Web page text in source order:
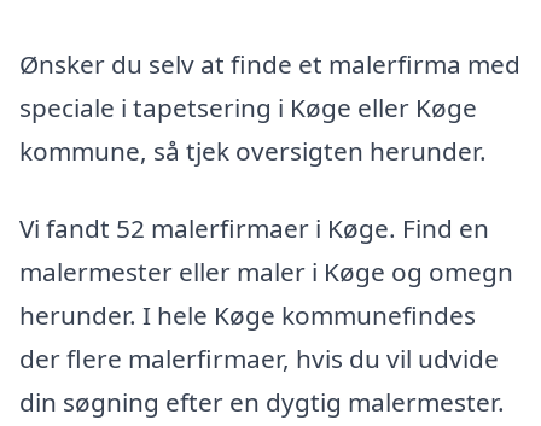
Ønsker du selv at finde et malerfirma med
speciale i tapetsering i Køge eller Køge
kommune, så tjek oversigten herunder.
Vi fandt 52 malerfirmaer i Køge. Find en
malermester eller maler i Køge og omegn
herunder. I hele Køge kommunefindes
der flere malerfirmaer, hvis du vil udvide
din søgning efter en dygtig malermester.